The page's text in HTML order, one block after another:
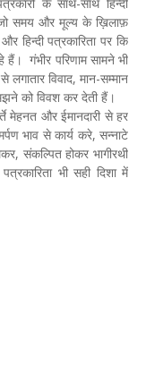
जो समय और मूल्य के ख़िलाफ़
हिन्दी पत्रकारिता पर कि
गंभीर परिणाम सामने भी
विवाद, मान-सम्मान
को विवश कर देती हैं।
मेहनत और ईमानदारी से हर
भाव से कार्य करे, सन्नाटे
संकल्पित होकर भागीरथी
भी सही दिशा में